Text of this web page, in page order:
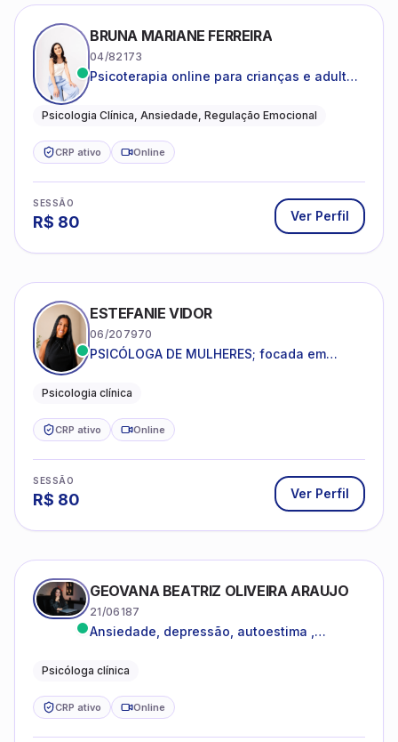
BRUNA MARIANE FERREIRA
04/82173
Psicoterapia online para crianças e adultos
reduzir a ansiedade e construir uma vida
Psicologia Clínica, Ansiedade, Regulação Emocional
CRP ativo Online
SESSÃO
R$ 80 Ver Perfil
ESTEFANIE VIDOR
06/207970
PSICÓLOGA DE MULHERES; focada em
dentro da sua realidade.
Psicologia clínica
CRP ativo Online
SESSÃO
R$ 80 Ver Perfil
GEOVANA BEATRIZ OLIVEIRA ARAUJO
21/06187
Ansiedade, depressão, autoestima ,
Psicóloga clínica
CRP ativo Online